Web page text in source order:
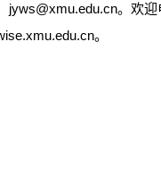
jyws@xmu.edu.cn。欢
。